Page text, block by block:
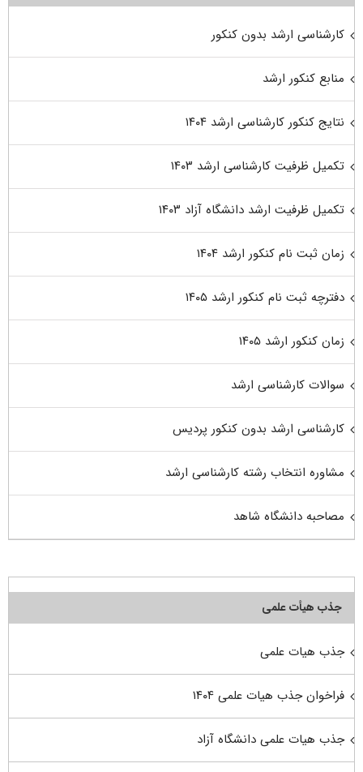
کارشناسی ارشد بدون کنکور
منابع کنکور ارشد
نتایج کنکور کارشناسی ارشد ۱۴۰۴
تکمیل ظرفیت کارشناسی ارشد ۱۴۰۳
تکمیل ظرفیت ارشد دانشگاه آزاد ۱۴۰۳
زمان ثبت نام کنکور ارشد ۱۴۰۴
دفترچه ثبت نام کنکور ارشد ۱۴۰۵
زمان کنکور ارشد ۱۴۰۵
سوالات کارشناسی ارشد
کارشناسی ارشد بدون کنکور پردیس
مشاوره انتخاب رشته کارشناسی ارشد
مصاحبه دانشگاه شاهد
جذب هیأت علمی
جذب هیات علمی
فراخوان جذب هیات علمی ۱۴۰۴
جذب هیات علمی دانشگاه آزاد